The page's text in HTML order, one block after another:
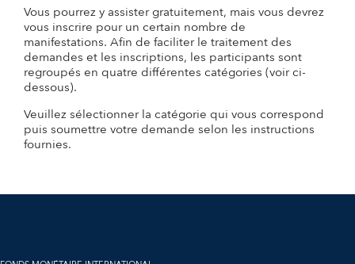
Vous pourrez y assister gratuitement, mais vous devrez
vous inscrire pour un certain nombre de
manifestations. Afin de faciliter le traitement des
demandes et les inscriptions, les participants sont
regroupés en quatre différentes catégories (voir ci-
dessous).
Veuillez sélectionner la catégorie qui vous correspond
puis soumettre votre demande selon les instructions
fournies.